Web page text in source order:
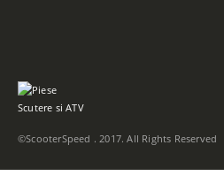
©ScooterSpeed . 2017. All Rights Reserved